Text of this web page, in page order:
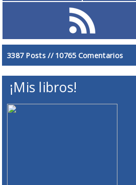
3387 Posts // 10765 Comentarios
¡Mis libros!